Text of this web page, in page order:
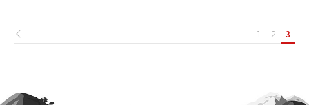
1 2 3